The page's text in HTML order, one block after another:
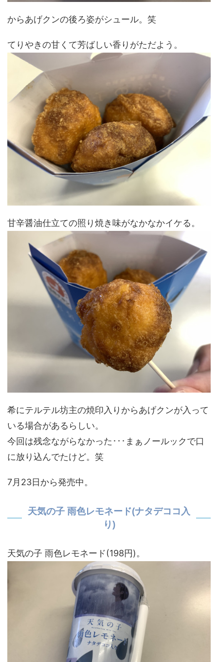
からあげクンの後ろ姿がシュール。笑
てりやきの甘くて芳ばしい香りがただよう。
甘辛醤油仕立ての照り焼き味がなかなかイケる。
希にテルテル坊主の焼印入りからあげクンが入って
いる場合があるらしい。
今回は残念ながらなかった･･･まぁノールックで口
に放り込んでたけど。笑
7月23日から発売中。
天気の子 雨色レモネード(ナタデココ入
り)
天気の子 雨色レモネード(198円)。